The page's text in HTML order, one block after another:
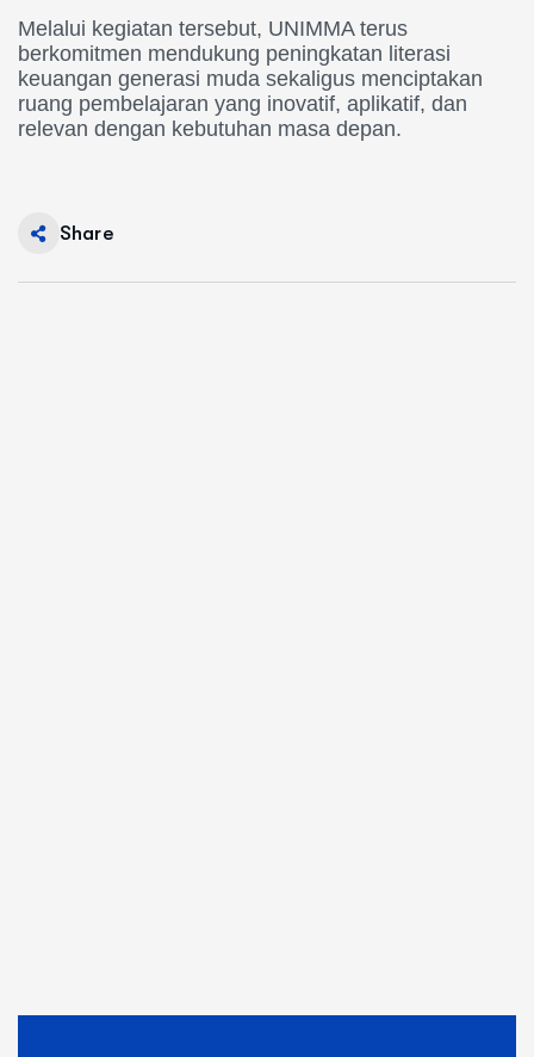
Melalui kegiatan tersebut, UNIMMA terus
berkomitmen mendukung peningkatan literasi
keuangan generasi muda sekaligus menciptakan
ruang pembelajaran yang inovatif, aplikatif, dan
relevan dengan kebutuhan masa depan.
Share